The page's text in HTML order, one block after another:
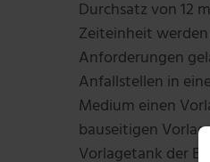
Durchsatz von 12
Zeiteinheit
Anforderungen
Anfallstellen in
Medium einen
bauseitigen
Vorlagetank der